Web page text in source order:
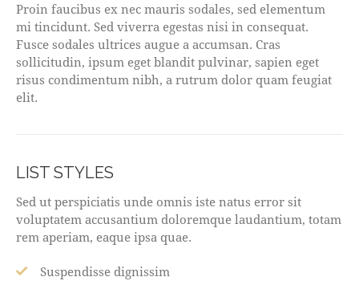
Proin faucibus ex nec mauris sodales, sed elementum
mi tincidunt. Sed viverra egestas nisi in consequat.
Fusce sodales ultrices augue a accumsan. Cras
sollicitudin, ipsum eget blandit pulvinar, sapien eget
risus condimentum nibh, a rutrum dolor quam feugiat
elit.
LIST STYLES
Sed ut perspiciatis unde omnis iste natus error sit
voluptatem accusantium doloremque laudantium, totam
rem aperiam, eaque ipsa quae.
Suspendisse dignissim